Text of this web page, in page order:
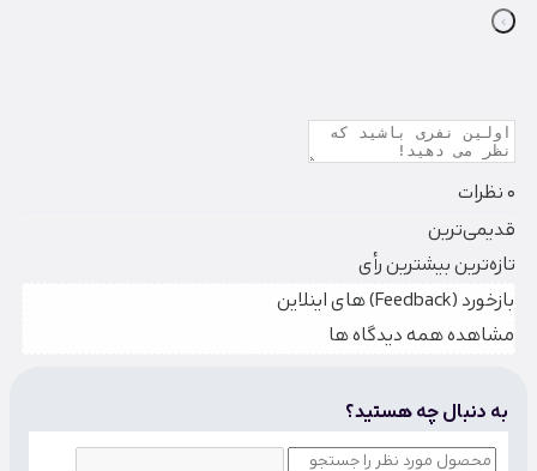
0نظرات
قدیمی‌ترین
تازه‌ترینبیشترین رأی
بازخورد (Feedback) های اینلاین
مشاهده همه دیدگاه ها
به دنبال چه هستید؟